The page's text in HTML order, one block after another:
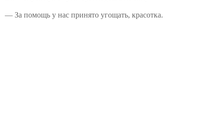
— За помощь у нас принято угощать, красотка.